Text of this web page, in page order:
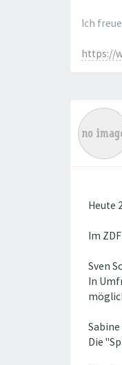
Ich
https://
Heute
Im
Sven
In
Die